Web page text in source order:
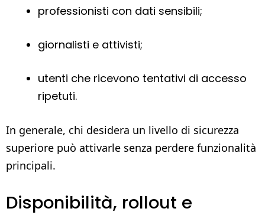
professionisti con dati sensibili;
giornalisti e attivisti;
utenti che ricevono tentativi di accesso
ripetuti.
In generale, chi desidera un livello di sicurezza
superiore può attivarle senza perdere funzionalità
principali.
Disponibilità, rollout e